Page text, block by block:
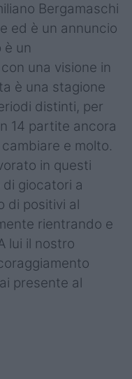
Bergamaschi
ed è un annuncio
è un
una visione in
è una stagione
distinti, per
14 partite ancora
e molto.
in questi
giocatori a
di positivi al
rientrando e
lui il nostro
presente al